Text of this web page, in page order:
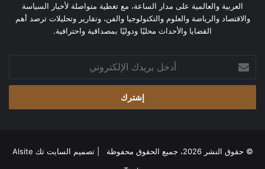
العربية والعالمية على مدار الساعة، مع تغطية متواصلة لأخبار السياسة
والاقتصاد والرياضة والعلوم والتكنولوجيا والفن، وتقارير وتحليلات ترصد أهم
القضايا والأحداث محليًا ودوليًا بمصداقية واحترافية.
بريدك
الإلكتروني
© حقوق النشر 2026، جميع الحقوق محفوظة | تصميم
السايت تك Alsite